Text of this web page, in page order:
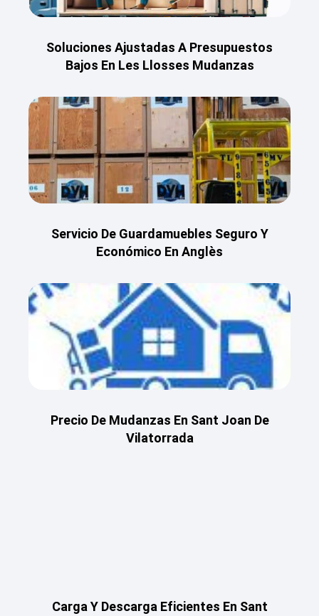
Soluciones Ajustadas A Presupuestos
Bajos En Les Llosses Mudanzas
Servicio De Guardamuebles Seguro Y
Económico En Anglès
Precio De Mudanzas En Sant Joan De
Vilatorrada
Carga Y Descarga Eficientes En Sant